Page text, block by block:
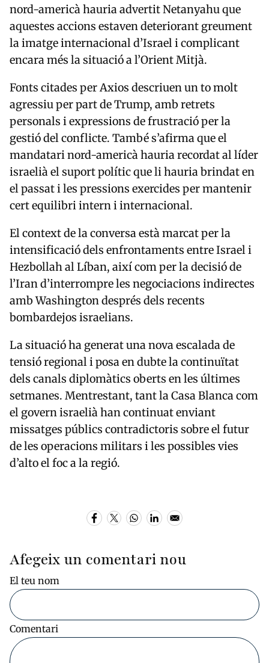
nord-americà hauria advertit Netanyahu que
aquestes accions estaven deteriorant greument
la imatge internacional d’Israel i complicant
encara més la situació a l’Orient Mitjà.
Fonts citades per Axios descriuen un to molt
agressiu per part de Trump, amb retrets
personals i expressions de frustració per la
gestió del conflicte. També s’afirma que el
mandatari nord-americà hauria recordat al líder
israelià el suport polític que li hauria brindat en
el passat i les pressions exercides per mantenir
cert equilibri intern i internacional.
El context de la conversa està marcat per la
intensificació dels enfrontaments entre Israel i
Hezbollahal Líban, així com per la decisió de
l’Iran d’interrompre les negociacions indirectes
amb Washington després dels recents
bombardejos israelians.
La situació ha generat una nova escalada de
tensió regional i posa en dubte la continuïtat
dels canals diplomàtics oberts en les últimes
setmanes. Mentrestant, tant la Casa Blanca com
el govern israelià han continuat enviant
missatges públics contradictoris sobre el futur
de les operacions militars i les possibles vies
d’alto el foc a la regió.
Afegeix un comentari nou
El teu nom
Comentari